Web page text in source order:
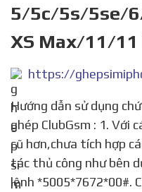
5/5c/5s/5se/
XS Max/11/11
https://
Hướng dẫn sử dụng chức năng tăng sóng cho sim
ghép ClubGsm : 1. Với
cũ hơn,chưa tích hợp
tác thủ công như bên
lệnh *5005*7672*00#.